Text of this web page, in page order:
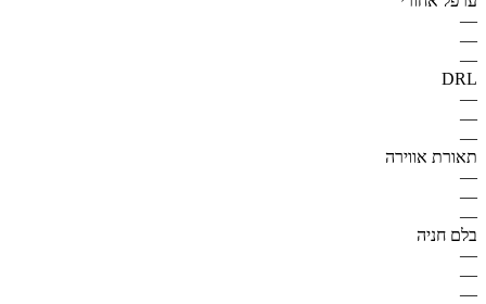
—
—
—
DRL
—
—
—
תאורת אווירה
—
—
—
בלם חניה
—
—
—